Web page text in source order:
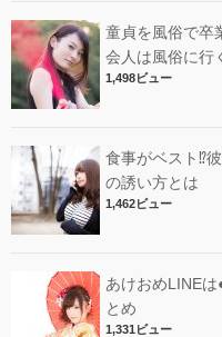
童貞を風俗で卒
会人は風俗に行
1,498ビュー
食事がベスト⁉︎
の誘い方とは
1,462ビュー
あけおめLINE
とめ
1,331ビュー